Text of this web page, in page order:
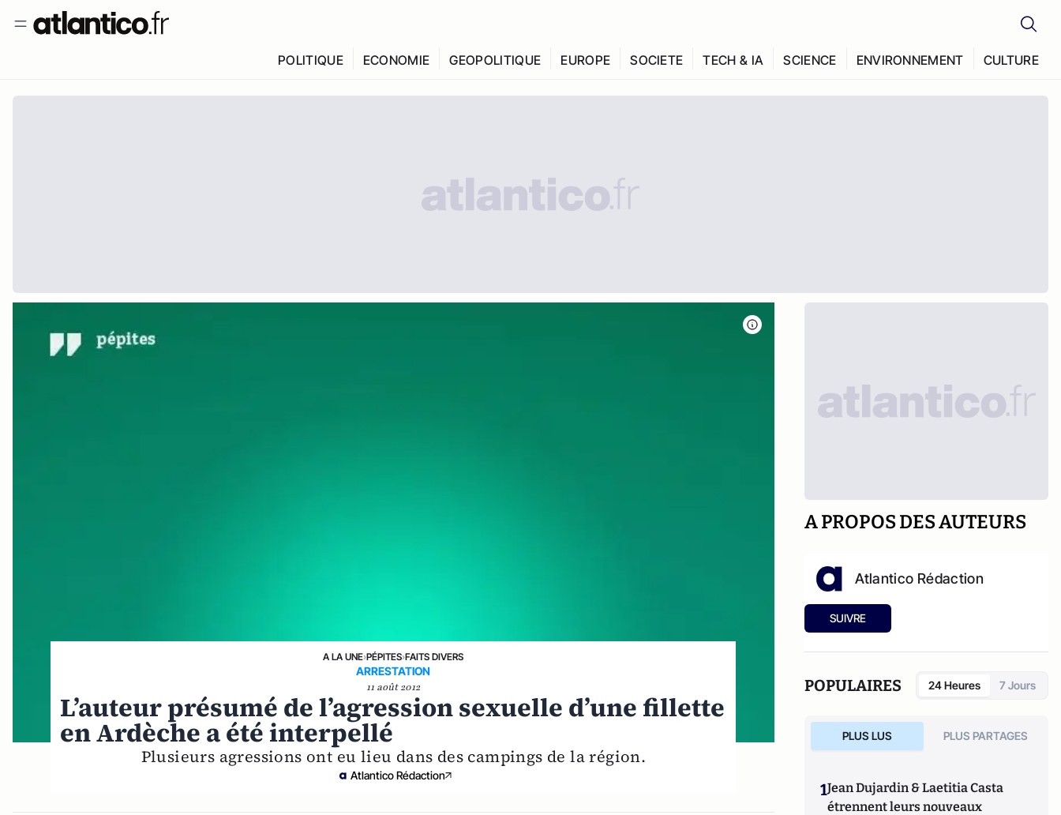
POLITIQUE ECONOMIE GEOPOLITIQUE EUROPE SOCIETE TECH & IA SCIENCE ENVIRONNEMENT CULTURE
A LA UNE›PÉPITES›FAITS DIVERS
ARRESTATION
11 août 2012
L’auteur présumé de l’agression sexuelle d’une fillette
en Ardèche a été interpellé
Plusieurs agressions ont eu lieu dans des campings de la région.
Atlantico Rédaction
A PROPOS DES AUTEURS
Atlantico Rédaction
SUIVRE
POPULAIRES 24 Heures 7 Jours
PLUS LUS PLUS PARTAGES
1Jean Dujardin & Laetitia Casta
étrennent leurs nouveaux